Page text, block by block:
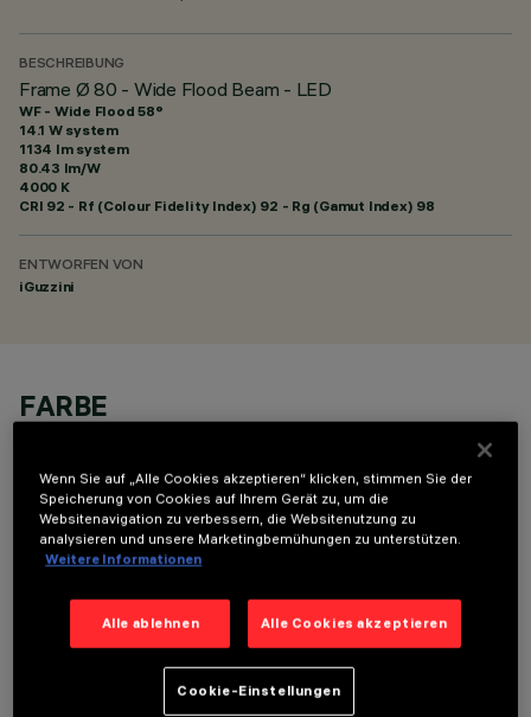
BESCHREIBUNG
Frame Ø 80 - Wide Flood Beam - LED
WF - Wide Flood 58°
14.1 W system
1134 lm system
80.43 lm/W
4000 K
CRI 92 - Rf (Colour Fidelity Index) 92 - Rg (Gamut Index) 98
ENTWORFEN VON
iGuzzini
FARBE
OPTIONALE KOMPONENTEN
Wenn Sie auf „Alle Cookies akzeptieren“ klicken, stimmen Sie der
Speicherung von Cookies auf Ihrem Gerät zu, um die
Websitenavigation zu verbessern, die Websitenutzung zu
analysieren und unsere Marketingbemühungen zu unterstützen.
Weitere Informationen
Alle ablehnen Alle Cookies akzeptieren
Cookie-Einstellungen